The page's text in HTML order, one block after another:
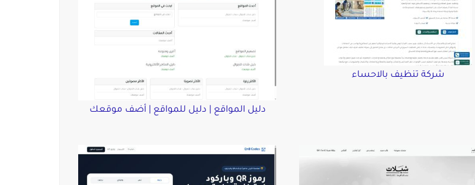
شركة تنظيف بالاحساء
دليل المواقع | دليل للمواقع | أضف موقعك